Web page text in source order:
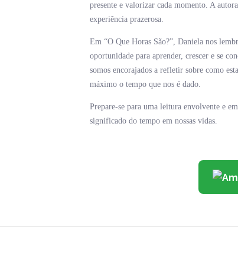
presente e valorizar cada momento. A
experiência prazerosa.
Em “O Que Horas São?”, Daniela nos
oportunidade para aprender, crescer e se
somos encorajados a refletir sobre como
máximo o tempo que nos é dado.
Prepare-se para uma leitura envolvente e
significado do tempo em nossas vidas.